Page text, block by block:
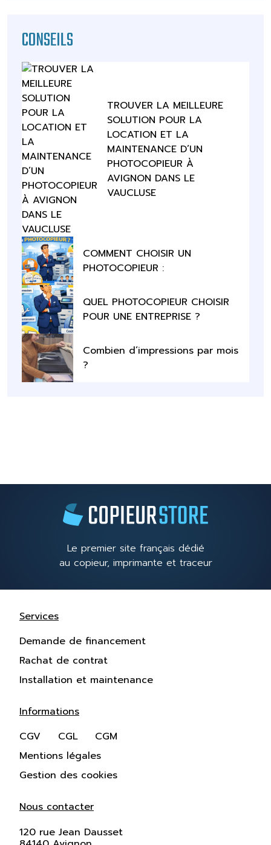
CONSEILS
TROUVER LA MEILLEURE
SOLUTION POUR LA
LOCATION ET LA
MAINTENANCE D’UN
PHOTOCOPIEUR À
AVIGNON DANS LE
VAUCLUSE
COMMENT CHOISIR UN
PHOTOCOPIEUR :
QUEL PHOTOCOPIEUR CHOISIR
POUR UNE ENTREPRISE ?
Combien d’impressions par mois
?
Le premier site français dédié
au copieur, imprimante et traceur
Services
Demande de financement
Rachat de contrat
Installation et maintenance
Informations
CGV
CGL
CGM
Mentions légales
Gestion des cookies
Nous contacter
120 rue Jean Dausset